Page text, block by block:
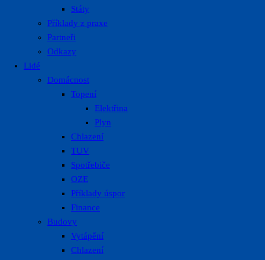
Státy
Příklady z praxe
Partneři
Odkazy
Lidé
Domácnost
Topení
Elektřina
Plyn
Chlazení
TUV
Spotřebiče
OZE
Příklady úspor
Finance
Budovy
Vytápění
Chlazení